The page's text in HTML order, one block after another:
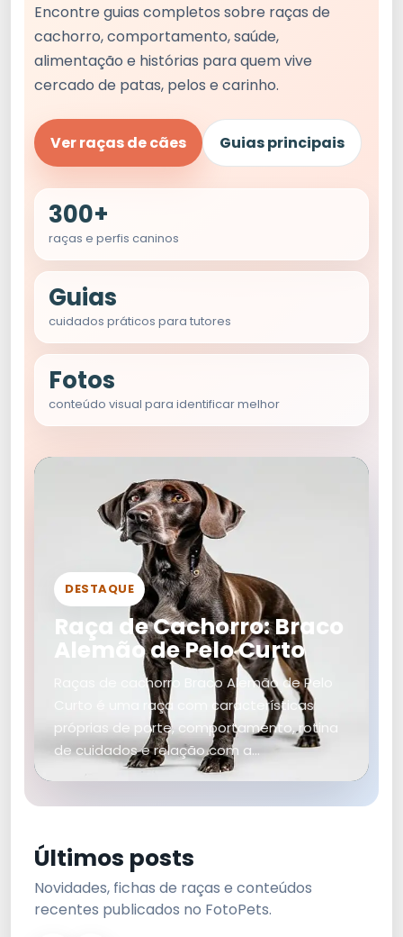
Encontre guias completos sobre raças de
cachorro, comportamento, saúde,
alimentação e histórias para quem vive
cercado de patas, pelos e carinho.
Ver raças de cães Guias principais
300+
raças e perfis caninos
Guias
cuidados práticos para tutores
Fotos
conteúdo visual para identificar melhor
DESTAQUE
Raça de Cachorro: Braco
Alemão de Pelo Curto
Raças de cachorro Braco Alemão de Pelo
Curto é uma raça com características
próprias de porte, comportamento, rotina
de cuidados e relação com a…
Últimos posts
Novidades, fichas de raças e conteúdos
recentes publicados no FotoPets.